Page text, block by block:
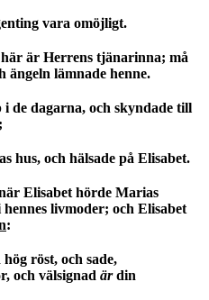
vara omöjligt.
här är Herrens tjänarinna; må
ängeln lämnade henne.
de dagarna, och skyndade till
hus, och hälsade på Elisabet.
Elisabet hörde Marias
livmoder; och Elisabet
:
röst, och sade,
och välsignad ärdin